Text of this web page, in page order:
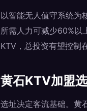
以智能无人值守系统为
所需人力可减少60%以
KTV，总投资有望控制
黄石KTV加盟
选址决定客流基础。黄